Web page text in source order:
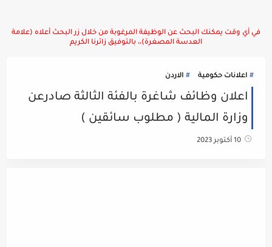
في أي وقت يمكنك البحث عن الوظيفة المرغوبة من خلال زر البحث أعلاه (علامة
العدسة المصغرة)،، بالتوفيق زائرنا الكريم
اعلانات حكومية الاردن
اعلان وظائف شاغرة بالفئة الثالثة صادرعن
وزارة المالية ( مطلوب سائقين )
10 أكتوبر 2023